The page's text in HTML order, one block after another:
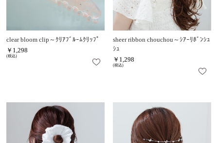
clear bloom clip～ｸﾘｱﾌﾞﾙｰﾑｸﾘｯﾌﾟ
￥1,298
(税込)
sheer ribbon chouchou～ｼｱｰﾘﾎﾞﾝｼｭ
ｼｭ
￥1,298
(税込)